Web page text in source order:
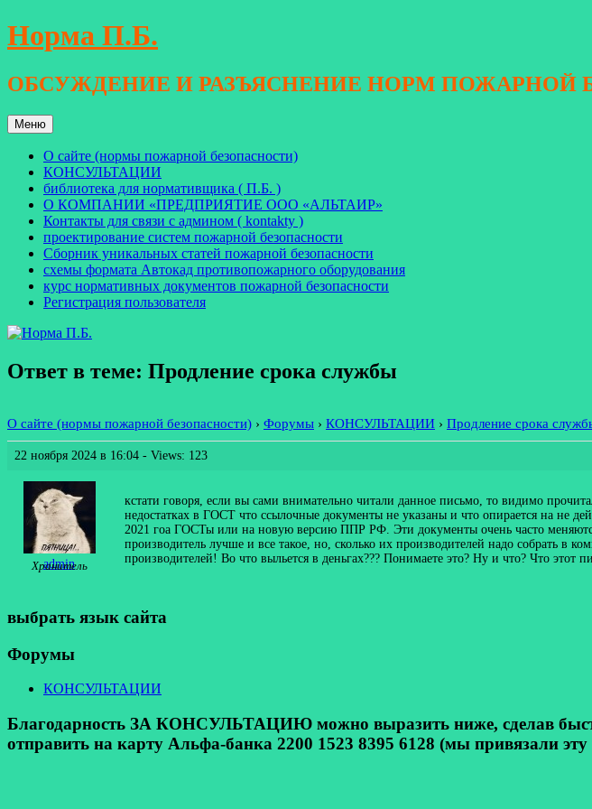
Перейти
к
Норма П.Б.
ОБСУЖДЕНИЕ И РАЗЪЯСНЕНИЕ НОРМ ПОЖАРНОЙ
Меню
О сайте (нормы пожарной безопасности)
КОНСУЛЬТАЦИИ
библиотека для нормативщика ( П.Б. )
О КОМПАНИИ «ПРЕДПРИЯТИЕ ООО «АЛЬТАИР»
Контакты для связи с админом ( kontakty )
проектирование систем пожарной безопасности
Сборник уникальных статей пожарной безопасности
схемы формата Автокад противопожарного оборудования
курс нормативных документов пожарной безопасности
Регистрация пользователя
Ответ в теме: Продление срока службы
О сайте (нормы пожарной безопасности) › Форумы › КОНСУЛЬТАЦИИ › Продление срока
22 ноября 2024 в 16:04 - Views: 123
admin
Хранитель
кстати говоря, если вы сами внимательно читали данное письмо, то видимо
недостатках в ГОСТ что ссылочные документы не указаны и что опирается на
2021 гоа ГОСТы или на новую версию ППР РФ. Эти документы очень часто
производитель лучше и все такое, но, сколько их производителей надо собрать
производителей! Во что выльется в деньгах??? Понимаете это? Ну и что? Что
выбрать язык сайта
Форумы
КОНСУЛЬТАЦИИ
Благодарность ЗА КОНСУЛЬТАЦИЮ можно выразить ниже, сделав
отправить на карту Альфа-банка 2200 1523 8395 6128 (мы привязали эту